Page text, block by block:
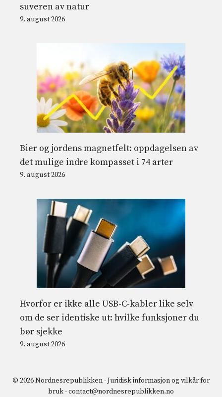
suveren av natur
9. august 2026
Bier og jordens magnetfelt: oppdagelsen av
det mulige indre kompasset i 74 arter
9. august 2026
Hvorfor er ikke alle USB-C-kabler like selv
om de ser identiske ut: hvilke funksjoner du
bør sjekke
9. august 2026
© 2026 Nordnesrepublikken -Juridisk informasjon og vilkår for
bruk-contact@nordnesrepublikken.no